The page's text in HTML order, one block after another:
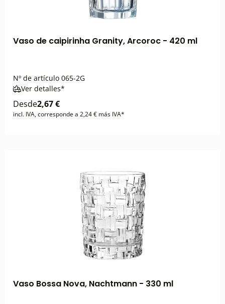
Vaso de caipirinha Granity, Arcoroc - 420 ml
Nº de artículo 065-2G
Ver detalles*
Desde2,67 €
incl. IVA, corresponde a 2,24 € más IVA*
Vaso Bossa Nova, Nachtmann - 330 ml